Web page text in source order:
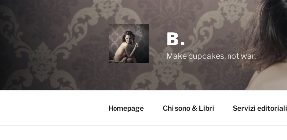
B.
Make cupcakes, not war.
Homepage Chi sono & Libri Servizi editoriali